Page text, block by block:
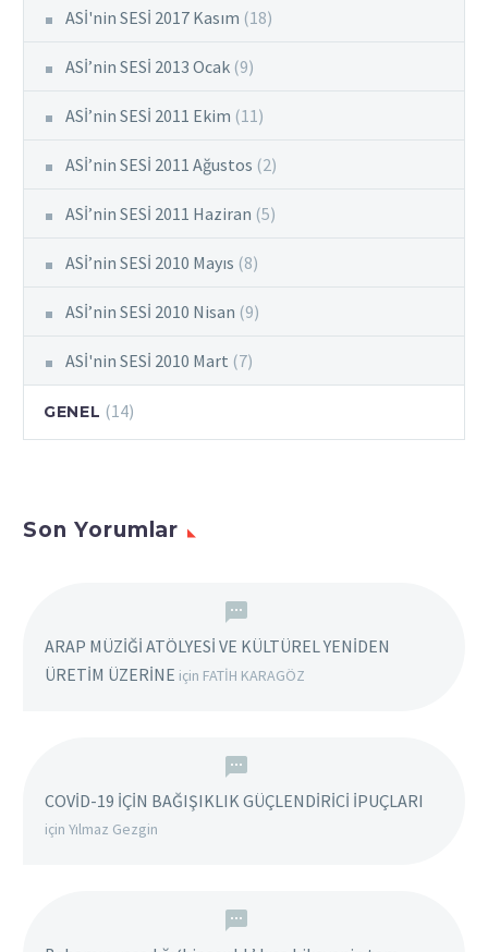
ASİ'nin SESİ 2017 Kasım (18)
ASİ’nin SESİ 2013 Ocak (9)
ASİ’nin SESİ 2011 Ekim (11)
ASİ’nin SESİ 2011 Ağustos (2)
ASİ’nin SESİ 2011 Haziran (5)
ASİ’nin SESİ 2010 Mayıs (8)
ASİ’nin SESİ 2010 Nisan (9)
ASİ'nin SESİ 2010 Mart (7)
GENEL (14)
Son Yorumlar
ARAP MÜZİĞİ ATÖLYESİ VE KÜLTÜREL YENİDEN
ÜRETİM ÜZERİNE için FATİH KARAGÖZ
COVİD-19 İÇİN BAĞIŞIKLIK GÜÇLENDİRİCİ İPUÇLARI
için Yılmaz Gezgin